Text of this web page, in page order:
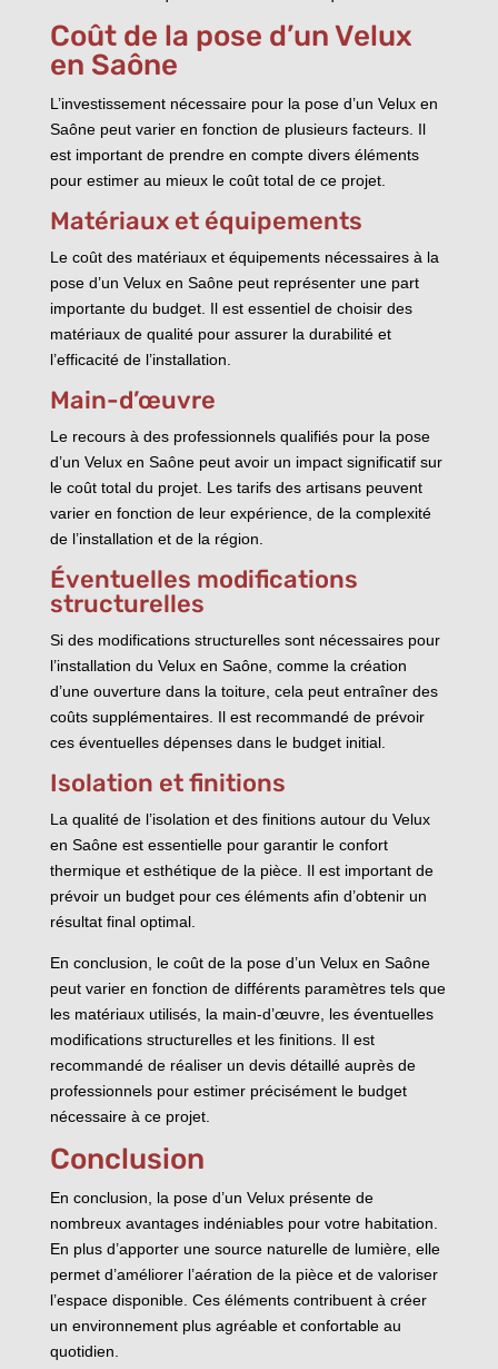
Coût de la pose d’un Velux
en Saône
L’investissement nécessaire pour la pose d’un Velux en
Saône peut varier en fonction de plusieurs facteurs. Il
est important de prendre en compte divers éléments
pour estimer au mieux le coût total de ce projet.
Matériaux et équipements
Le coût des matériaux et équipements nécessaires à la
pose d’un Velux en Saône peut représenter une part
importante du budget. Il est essentiel de choisir des
matériaux de qualité pour assurer la durabilité et
l’efficacité de l’installation.
Main-d’œuvre
Le recours à des professionnels qualifiés pour la pose
d’un Velux en Saône peut avoir un impact significatif sur
le coût total du projet. Les tarifs des artisans peuvent
varier en fonction de leur expérience, de la complexité
de l’installation et de la région.
Éventuelles modifications
structurelles
Si des modifications structurelles sont nécessaires pour
l’installation du Velux en Saône, comme la création
d’une ouverture dans la toiture, cela peut entraîner des
coûts supplémentaires. Il est recommandé de prévoir
ces éventuelles dépenses dans le budget initial.
Isolation et finitions
La qualité de l’isolation et des finitions autour du Velux
en Saône est essentielle pour garantir le confort
thermique et esthétique de la pièce. Il est important de
prévoir un budget pour ces éléments afin d’obtenir un
résultat final optimal.
En conclusion, le coût de la pose d’un Velux en Saône
peut varier en fonction de différents paramètres tels que
les matériaux utilisés, la main-d’œuvre, les éventuelles
modifications structurelles et les finitions. Il est
recommandé de réaliser un devis détaillé auprès de
professionnels pour estimer précisément le budget
nécessaire à ce projet.
Conclusion
En conclusion, la pose d’un Velux présente de
nombreux avantages indéniables pour votre habitation.
En plus d’apporter une source naturelle de lumière, elle
permet d’améliorer l’aération de la pièce et de valoriser
l’espace disponible. Ces éléments contribuent à créer
un environnement plus agréable et confortable au
quotidien.